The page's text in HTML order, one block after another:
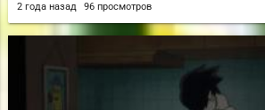
2 года назад 96 просмотров